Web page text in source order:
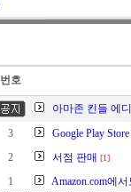
번호
아마존 킨들 에
3
Google Play
2
서점 판매 [1]
1
Amazon.com에